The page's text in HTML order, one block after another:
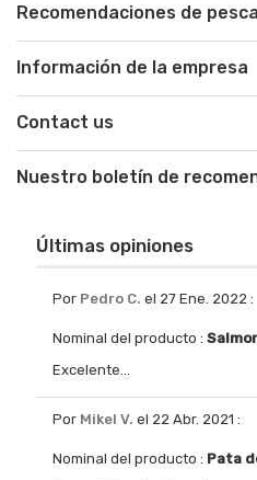
Recomendaciones de
Información de la empresa
Contact us
Nuestro boletín de
Últimas opiniones
Por Pedro C. el 27 Ene. 2022 :
Nominal del producto :
Excelente...
Por Mikel V. el 22 Abr. 2021 :
Nominal del producto : Pata